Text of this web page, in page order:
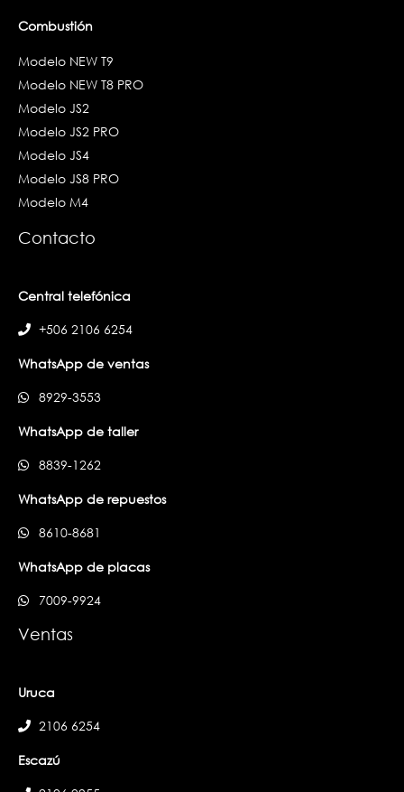
Combustión
Modelo NEW T9
Modelo NEW T8 PRO
Modelo JS2
Modelo JS2 PRO
Modelo JS4
Modelo JS8 PRO
Modelo M4
Contacto
Central telefónica
+506 2106 6254
WhatsApp de ventas
8929-3553
WhatsApp de taller
8839-1262
WhatsApp de repuestos
8610-8681
WhatsApp de placas
7009-9924
Ventas
Uruca
2106 6254
Escazú